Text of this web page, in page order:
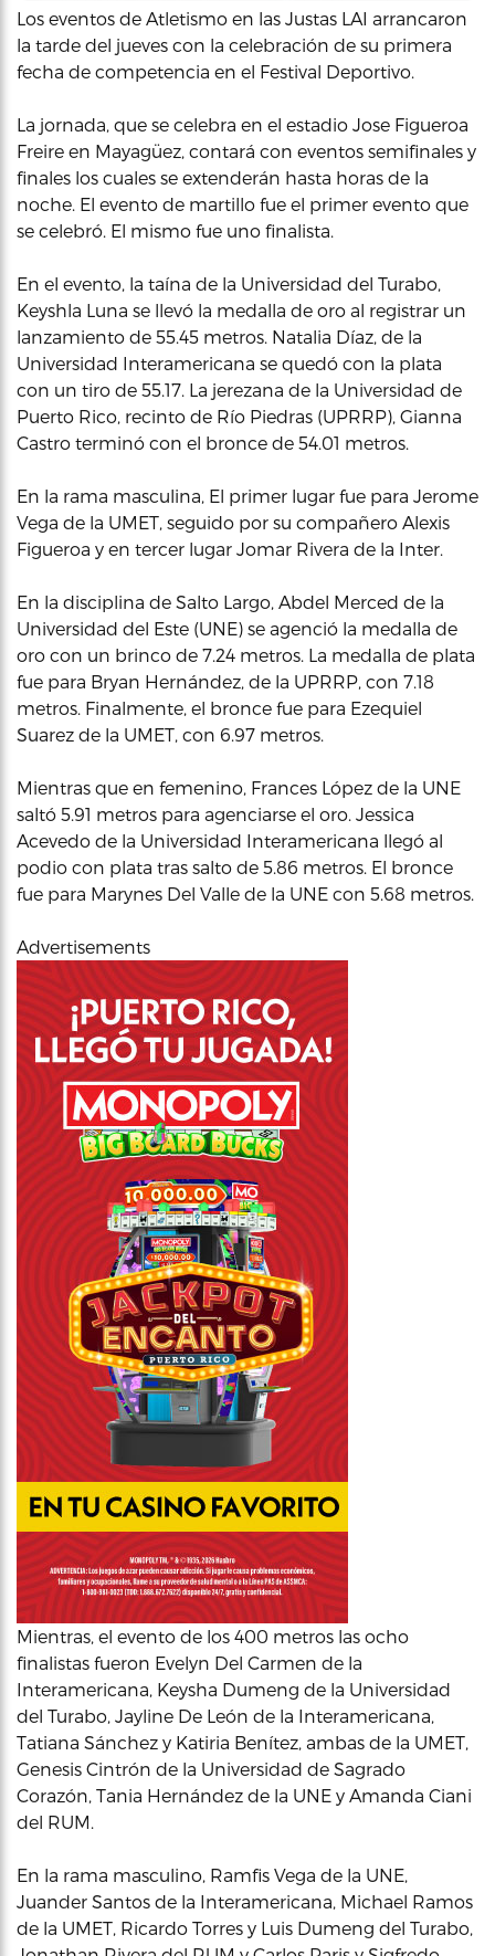
Los eventos de Atletismo en las Justas LAI arrancaron
la tarde del jueves con la celebración de su primera
fecha de competencia en el Festival Deportivo.
La jornada, que se celebra en el estadio Jose Figueroa
Freire en Mayagüez, contará con eventos semifinales y
finales los cuales se extenderán hasta horas de la
noche. El evento de martillo fue el primer evento que
se celebró. El mismo fue uno finalista.
En el evento, la taína de la Universidad del Turabo,
Keyshla Luna se llevó la medalla de oro al registrar un
lanzamiento de 55.45 metros. Natalia Díaz, de la
Universidad Interamericana se quedó con la plata
con un tiro de 55.17. La jerezana de la Universidad de
Puerto Rico, recinto de Río Piedras (UPRRP), Gianna
Castro terminó con el bronce de 54.01 metros.
En la rama masculina, El primer lugar fue para Jerome
Vega de la UMET, seguido por su compañero Alexis
Figueroa y en tercer lugar Jomar Rivera de la Inter.
En la disciplina de Salto Largo, Abdel Merced de la
Universidad del Este (UNE) se agenció la medalla de
oro con un brinco de 7.24 metros. La medalla de plata
fue para Bryan Hernández, de la UPRRP, con 7.18
metros. Finalmente, el bronce fue para Ezequiel
Suarez de la UMET, con 6.97 metros.
Mientras que en femenino, Frances López de la UNE
saltó 5.91 metros para agenciarse el oro. Jessica
Acevedo de la Universidad Interamericana llegó al
podio con plata tras salto de 5.86 metros. El bronce
fue para Marynes Del Valle de la UNE con 5.68 metros.
Advertisements
Mientras, el evento de los 400 metros las ocho
finalistas fueron Evelyn Del Carmen de la
Interamericana, Keysha Dumeng de la Universidad
del Turabo, Jayline De León de la Interamericana,
Tatiana Sánchez y Katiria Benítez, ambas de la UMET,
Genesis Cintrón de la Universidad de Sagrado
Corazón, Tania Hernández de la UNE y Amanda Ciani
del RUM.
En la rama masculino, Ramfis Vega de la UNE,
Juander Santos de la Interamericana, Michael Ramos
de la UMET, Ricardo Torres y Luis Dumeng del Turabo,